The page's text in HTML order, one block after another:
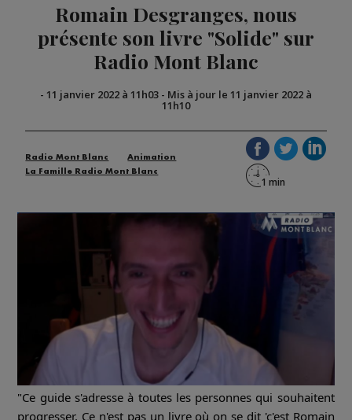
Romain Desgranges, nous
présente son livre "Solide" sur
Radio Mont Blanc
- 11 janvier 2022 à 11h03 - Mis à jour le 11 janvier 2022 à
11h10
Radio Mont Blanc
Animation
La Famille Radio Mont Blanc
"Ce guide s'adresse à toutes les personnes qui souhaitent
progresser. Ce n'est pas un livre où on se dit 'c'est Romain